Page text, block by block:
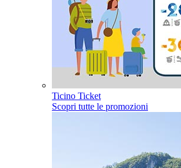
Ticino Ticket
Scopri tutte le promozioni